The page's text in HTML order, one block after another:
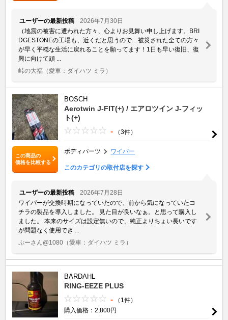
ユーザーの最新投稿
2026年7月30日
（地震の被害に遭われた方々、心よりお見舞い申し上げます。BRI
DGESTONEの工場も、近くだと思うので…被災された全ての方々
が早く平穏な生活に戻れることを願ってます！1日も早い復旧、復
興に向けて頑 ...
峠の大福 （愛車：ダイハツ ミラ）
この商品の
価格を比較する
BOSCH
Aerotwin J-FIT(+) / エアロツイン J-フィッ
ト(+)
- （3件）
ボディパーツ ワイパー
このカテゴリの取付店を探す
ユーザーの最新投稿
2026年7月28日
ワイパーが交換時期になっていたので、前から気になっていたコ
チラの製品を導入しました。 見た目が良いなぁ。と思って購入し
ました。 本来のサイズは設定無いので、純正よりちょい長いです
が問題なく使用でき ...
ぷーさん@1080 （愛車：ダイハツ ミラ）
BARDAHL
RING-EEZE PLUS
-
（1件）
購入価格：2,800円